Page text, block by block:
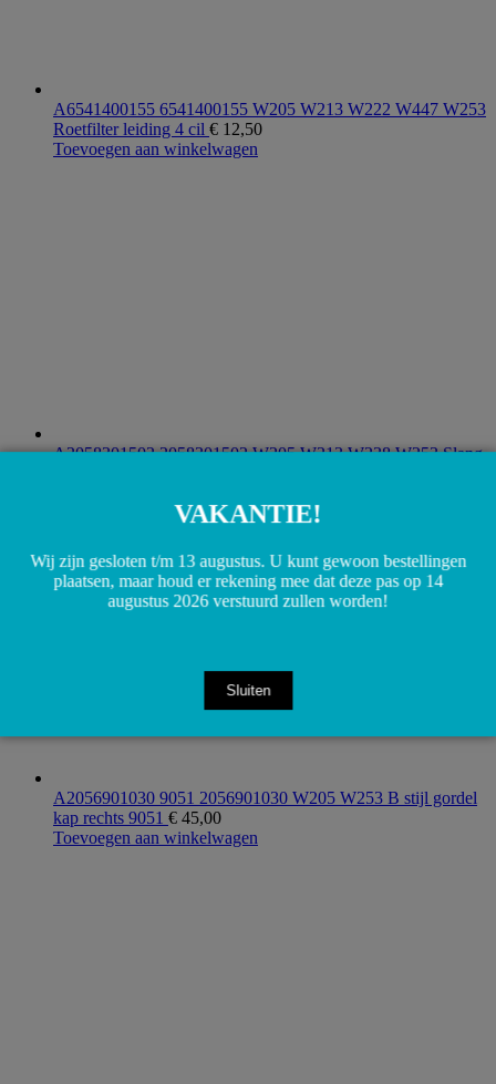
A6541400155 6541400155 W205 W213 W222 W447 W253
Roetfilter leiding 4 cil € 12,50
Toevoegen aan winkelwagen
A2058301502 2058301502 W205 W213 W238 W253 Slang
A2056901030 9051 2056901030 W205 W253 B stijl gordel
kap rechts 9051 € 45,00
Toevoegen aan winkelwagen
VAKANTIE!
Wij zijn gesloten t/m 13 augustus. U kunt gewoon bestellingen
plaatsen, maar houd er rekening mee dat deze pas op 14
augustus 2026 verstuurd zullen worden!
Sluiten